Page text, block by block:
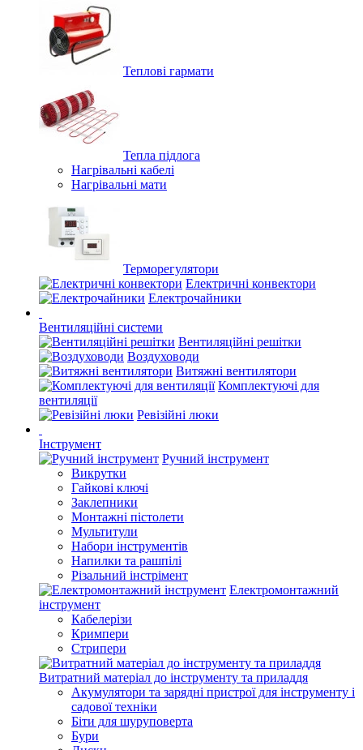
Теплові гармати
Тепла підлога
Нагрівальні кабелі
Нагрівальні мати
Терморегулятори
Електричні конвектори
Електрочайники
Вентиляційні системи
Вентиляційні решітки
Воздуховоди
Витяжні вентилятори
Комплектуючі для
вентиляції
Ревізійні люки
Інструмент
Ручний інструмент
Викрутки
Гайкові ключі
Заклепники
Монтажні пістолети
Мультитули
Набори інструментів
Напилки та рашпілі
Різальний інстрімент
Електромонтажний
інструмент
Кабелерізи
Кримпери
Стрипери
Витратний матеріал до інструменту та приладдя
Акумулятори та зарядні пристрої для інструменту і
садової техніки
Біти для шуруповерта
Бури